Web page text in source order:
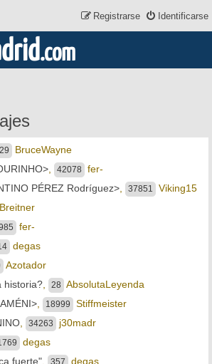
Identificarse
Registrarse
.com
BruceWayne
42078
fer-
PÉREZ Rodríguez>
37851
Viking15
fer-
degas
Azotador
historia?
28
AbsolutaLeyenda
18999
Stiffmeister
34263
j30madr
degas
fuerte"
357
degas